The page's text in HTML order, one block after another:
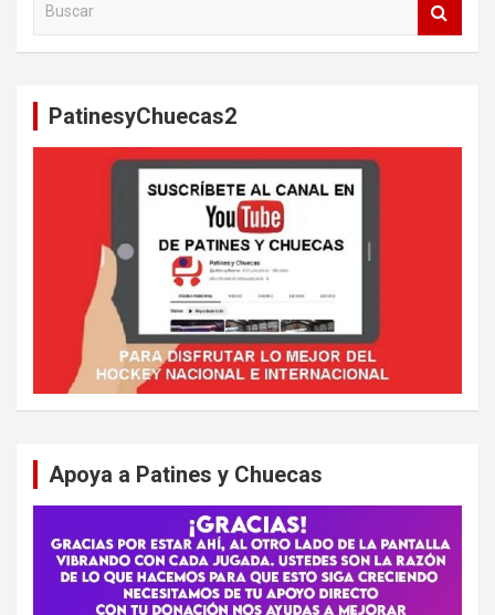
PatinesyChuecas2
Apoya a Patines y Chuecas